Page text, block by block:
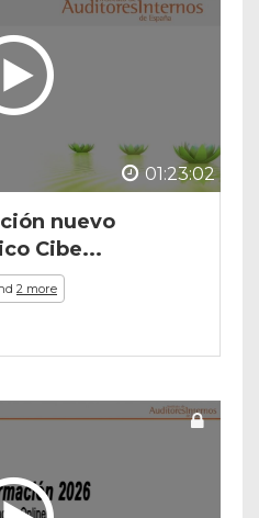
01:23:02
nuevo
Cibe...
2 more